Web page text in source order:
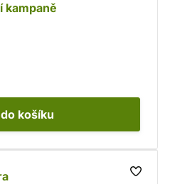
kampaně
do košíku